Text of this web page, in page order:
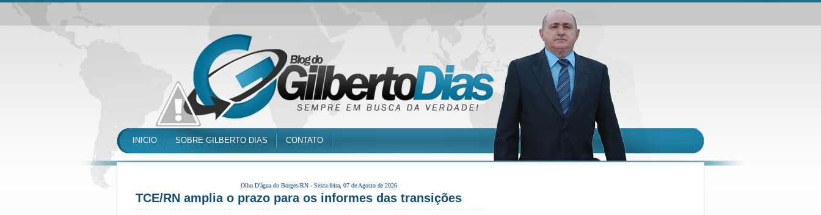
INICIO SOBRE GILBERTO DIAS CONTATO
Olho D'água do Borges/RN - Sexta-feira, 07 de Agosto de 2026
TCE/RN amplia o prazo para os informes das transições